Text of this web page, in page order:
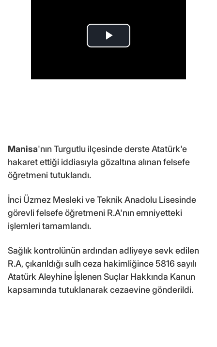
Manisa'nın Turgutlu ilçesinde derste Atatürk'e
hakaret ettiği iddiasıyla gözaltına alınan felsefe
öğretmeni tutuklandı.
İnci Üzmez Mesleki ve Teknik Anadolu Lisesinde
görevli felsefe öğretmeni R.A'nın emniyetteki
işlemleri tamamlandı.
Sağlık kontrolünün ardından adliyeye sevk edilen
R.A, çıkarıldığı sulh ceza hakimliğince 5816 sayılı
Atatürk Aleyhine İşlenen Suçlar Hakkında Kanun
kapsamında tutuklanarak cezaevine gönderildi.